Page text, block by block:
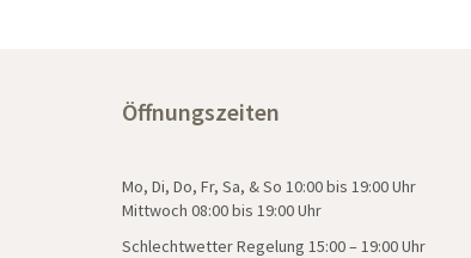
Öffnungszeiten
Mo, Di, Do, Fr, Sa, & So 10:00 bis 19:00 Uhr
Mittwoch 08:00 bis 19:00 Uhr
Schlechtwetter Regelung 15:00 – 19:00 Uhr